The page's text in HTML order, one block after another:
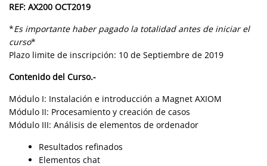
REF: AX200 OCT2019
*Es importante haber pagado la totalidad antes de iniciar el
curso*
Plazo limite de inscripción: 10 de Septiembre de 2019
Contenido del Curso.-
Módulo I: Instalación e introducción a Magnet AXIOM
Módulo II: Procesamiento y creación de casos
Módulo III: Análisis de elementos de ordenador
Resultados refinados
Elementos chat